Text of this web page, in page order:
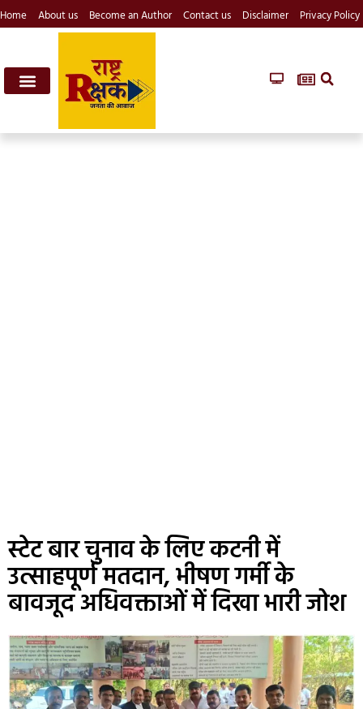
Home About us Become an Author Contact us Disclaimer Privacy Policy
स्टेट बार चुनाव के लिए कटनी में
उत्साहपूर्ण मतदान, भीषण गर्मी के
बावजूद अधिवक्ताओं में दिखा भारी जोश